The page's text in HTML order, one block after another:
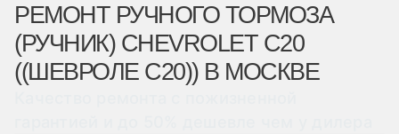
Лобненская д.17 к.6
+7 499 495-49-37
РЕМОНТ РУЧНОГО ТОРМОЗА
(РУЧНИК) CHEVROLET C20
((ШЕВРОЛЕ С20)) В МОСКВЕ